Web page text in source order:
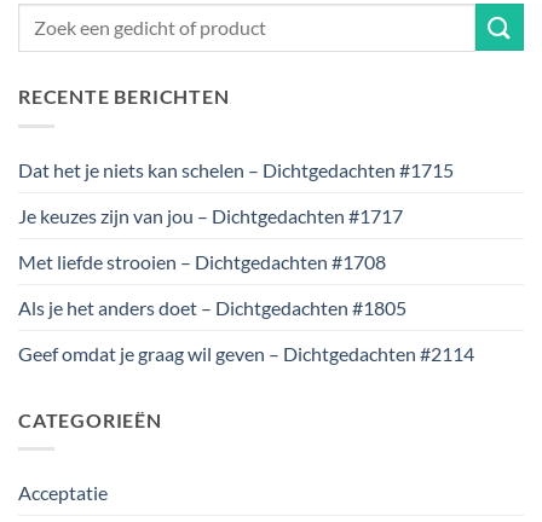
RECENTE BERICHTEN
Dat het je niets kan schelen – Dichtgedachten #1715
Je keuzes zijn van jou – Dichtgedachten #1717
Met liefde strooien – Dichtgedachten #1708
Als je het anders doet – Dichtgedachten #1805
Geef omdat je graag wil geven – Dichtgedachten #2114
CATEGORIEËN
Acceptatie